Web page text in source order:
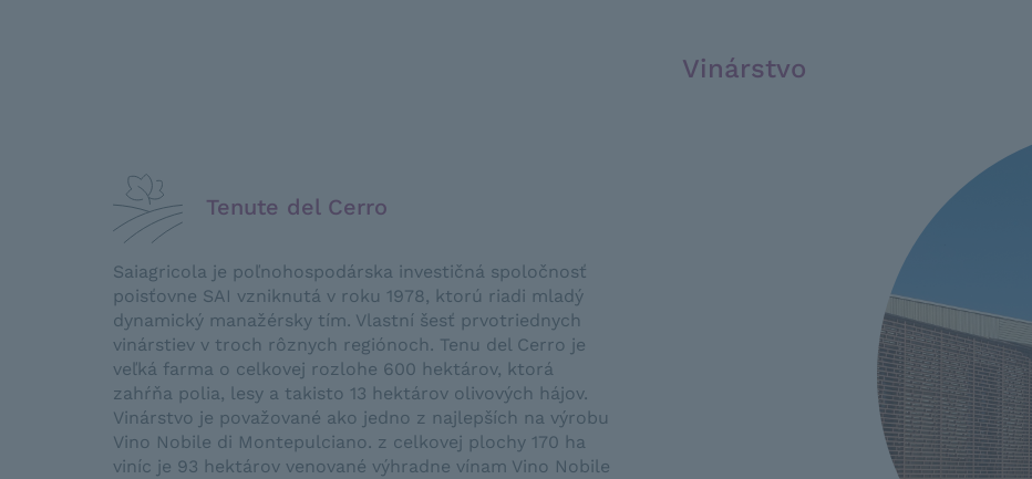
Vinárstvo
Tenute del Cerro
Saiagricola je poľnohospodárska investičná spoločnosť
poisťovne SAI vzniknutá v roku 1978, ktorú riadi mladý
dynamický manažérsky tím. Vlastní šesť prvotriednych
vinárstiev v troch rôznych regiónoch. Tenu del Cerro je
veľká farma o celkovej rozlohe 600 hektárov, ktorá
zahŕňa polia, lesy a takisto 13 hektárov olivových hájov.
Vinárstvo je považované ako jedno z najlepších na výrobu
Vino Nobile di Montepulciano. z celkovej plochy 170 ha
viníc je 93 hektárov venované výhradne vínam Vino Nobile